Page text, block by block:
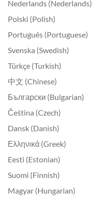
Nederlands (Nederlands)
Polski (Polish)
Português (Portuguese)
Svenska (Swedish)
Türkçe (Turkish)
中文 (Chinese)
Български (Bulgarian)
Čeština (Czech)
Dansk (Danish)
Ελληνικά (Greek)
Eesti (Estonian)
Suomi (Finnish)
Magyar (Hungarian)